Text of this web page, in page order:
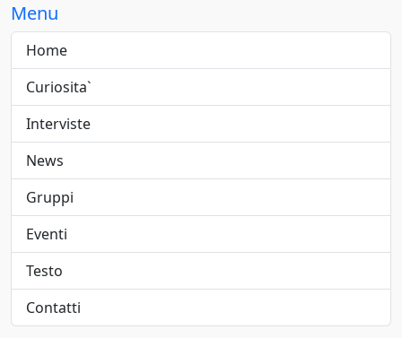
Downtempo
Electric blues
Elettropop
Folk
Folk pop
Folk rock
Funk
Funk metal
Hard rock
1945
1946
1947
1948
1949
1950
1951
1952
1953
Menu
Home
Curiosita`
Interviste
News
Gruppi
Eventi
Testo
Contatti